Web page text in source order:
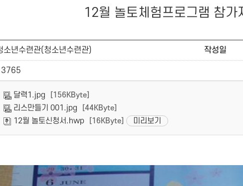
12월 놀토체험프로그램 참가
소년수련관(청소년수련관) 작성일
달력1.jpg [156KByte]
리스만들기 001.jpg [44KByte]
12월 놀토신청서.hwp [16KByte] 미리보기